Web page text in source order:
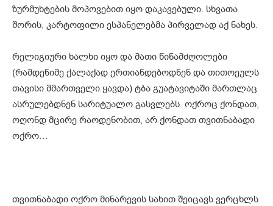
ზურმუხტების მოპოვებით იყო დაკავებული. სხვათა
შორის, კარტოფილი ესპანელებმა პირველად აქ ნახეს.
რელიგიური ხალხი იყო და მათი წინამძღოლები
(რამდენიმე ქალაქად ერთიანდებოდნენ და თითოეულს
თავისი მმართველი ყავდა) ტბა გუატავიტაში მართლაც
ასრულებდნენ სარიტუალო გასვლებს. ოქროც ქონდათ,
ოღონდ მცირე რაოდენობით, არ ქონდათ თვითნაბადი
ოქრო…
თვითნაბადი ოქრო მინარევის სახით შეიცავს ვერცხლს